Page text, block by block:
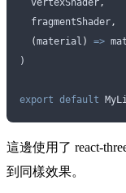
  fragmentShader
,
  (
material ) =>
)
export default
這邊使用了 react-
到同樣效果。